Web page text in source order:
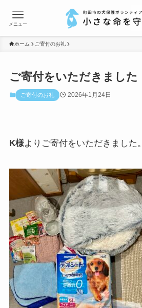
メニュー
ホーム ご寄付のお礼
ご寄付をいただきました
ご寄付のお礼 2026年1月24日
K様よりご寄付をいただきました。